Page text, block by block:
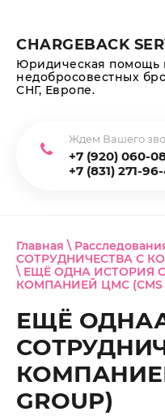
CHARGEBACK
Юридическая помощь
недобросовестных
СНГ, Европе.
Ждем Вашего
+7 (920) 060-
+7 (831) 271-
Главная \
СОТРУДНИЧЕСТВА С
\ ЕЩЁ ОДНА ИСТОРИЯ
КОМПАНИЕЙ ЦМС (CMS
ЕЩЁ
GROUP)